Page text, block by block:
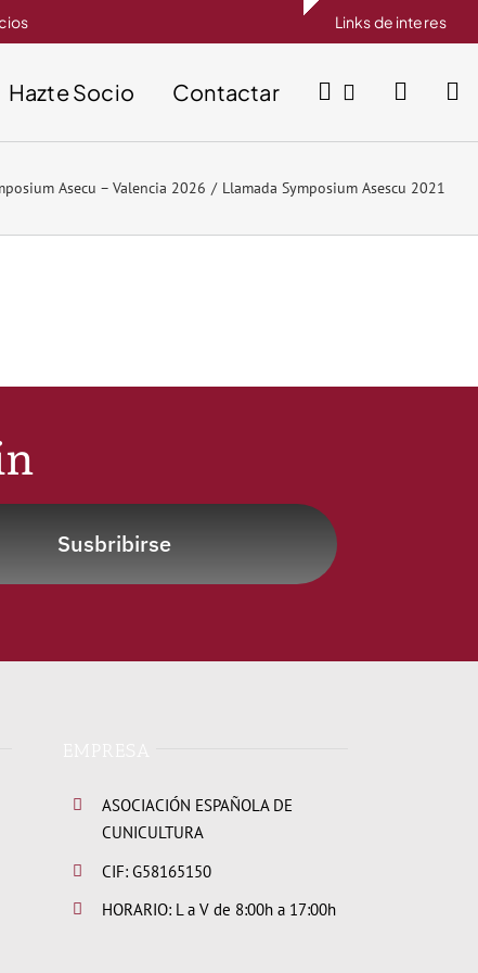
Links de interes
Hazte Socio Contactar
Asecu – Valencia 2026 Llamada Symposium Asescu 2021
Susbribirse
ASOCIACIÓN ESPAÑOLA DE
CUNICULTURA
CIF: G58165150
HORARIO: L a V de 8:00h a 17:00h